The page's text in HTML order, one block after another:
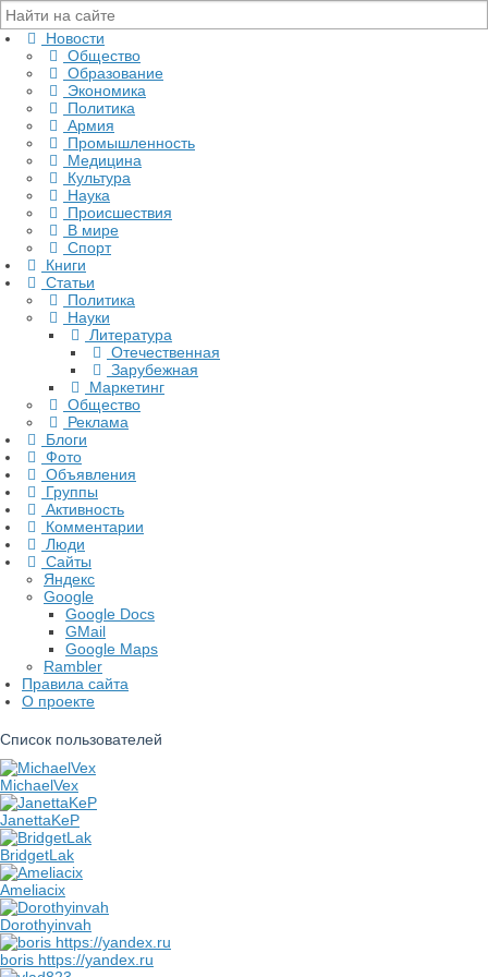
Новости
Общество
Образование
Экономика
Политика
Армия
Промышленность
Медицина
Культура
Наука
Происшествия
В мире
Спорт
Книги
Статьи
Политика
Науки
Литература
Отечественная
Зарубежная
Маркетинг
Общество
Реклама
Блоги
Фото
Объявления
Группы
Активность
Комментарии
Люди
Сайты
Яндекс
Google
Google Docs
GMail
Google Maps
Rambler
Правила сайта
О проекте
Список пользователей
MichaelVex
JanettaKeP
BridgetLak
Ameliacix
Dorothyinvah
boris https://yandex.ru